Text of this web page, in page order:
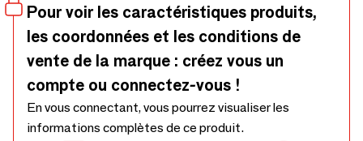
Pour voir les caractéristiques produits,
les coordonnées et les conditions de
vente de la marque : créez vous un
compte ou connectez-vous !
En vous connectant, vous pourrez visualiser les
informations complètes de ce produit.